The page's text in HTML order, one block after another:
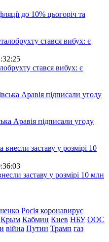
до 10% цьогоріч та
стався вибух: є
Аравія підписали угоду
заставу у розмірі 10 млн
Росія коронавирус
Крым Кабмин Киев НБУ ООС
війна Путин Трамп газ